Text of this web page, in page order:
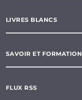
LIVRES BLANCS
SAVOIR ET FORMATION
FLUX RSS